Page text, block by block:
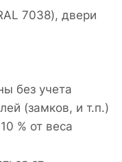
7038), двери
без учета
(замков, и т.п.)
% от веса